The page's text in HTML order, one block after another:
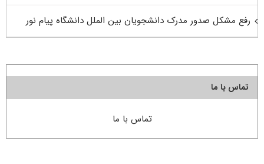
رفع مشکل صدور مدرک دانشجویان بین الملل دانشگاه پیام نور
تماس با ما
تماس با ما